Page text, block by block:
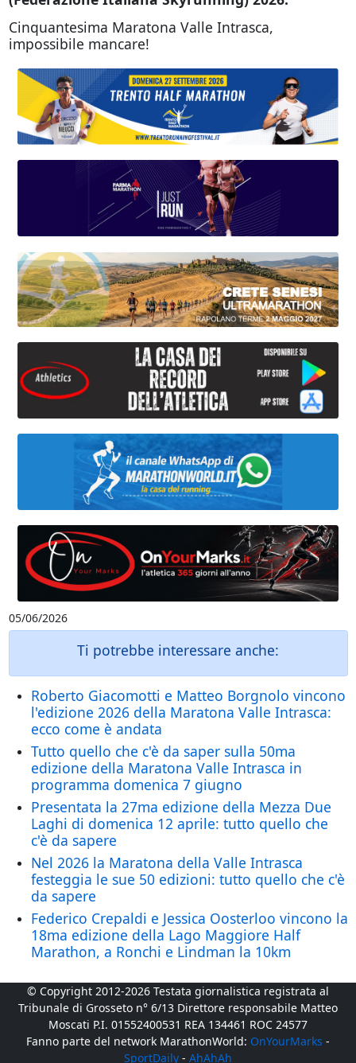
Cinquantesima Maratona Valle Intrasca,
impossibile mancare!
05/06/2026
Ti potrebbe interessare anche:
Roberto Giacomotti e Matteo Borgnolo vincono
l'edizione 2026 della Maratona Valle Intrasca:
ecco come è andata
Tutto quello che c'è da saper sulla 50ma
edizione della Maratona Valle Intrasca in
programma domenica 7 giugno
Presentata la 27ma edizione della Mezza Due
Laghi di domenica 12 aprile: tutto quello che
c'è da sapere
Nel 2026 la Maratona della Valle Intrasca
festeggia le sue 50 edizioni: tutto quello che c'è
da sapere
Federico Crepaldi e Jessica Oosterloo vincono la
18ma edizione della Lago Maggiore Half
Marathon, a Ronchi e Lindman la 10km
© Copyright 2012-2026 Testata giornalistica registrata al
Tribunale di Grosseto n° 6/13 Direttore responsabile Matteo
Moscati P.I. 01552400531 REA 134461 ROC 24577
Fanno parte del network MarathonWorld: OnYourMarks -
SportDaily - AhAhAh